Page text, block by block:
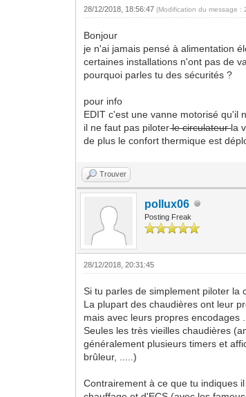
28/12/2018, 18:56:47(Modification du message
Bonjour
je n'ai jamais pensé à alimentation
certaines installations n'ont pas de
pourquoi parles tu des sécurités ?
pour info
EDIT c'est une vanne motorisé qu'il
il ne faut pas piloterle circulateurla
de plus le confort thermique est
Trouver
pollux06
Posting Freak
28/12/2018, 20:31:45
Si tu parles de simplement piloter la
La plupart des chaudières ont leur
mais avec leurs propres encodages
Seules les très vieilles chaudières
généralement plusieurs timers et
brûleur, .....)
Contrairement à ce que tu indiques